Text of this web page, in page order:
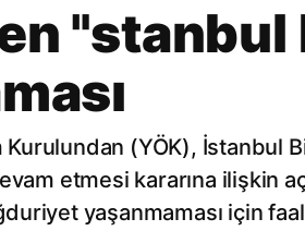
(YÖK), İstanbul
etmesi kararına ilişkin
yaşanmaması için